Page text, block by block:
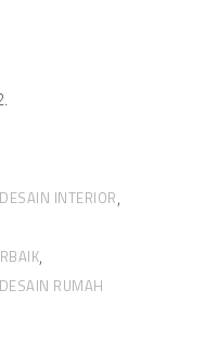
INTERIOR,
,
RUMAH